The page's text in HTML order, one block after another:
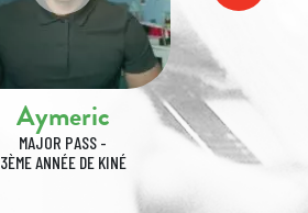
Aymeric
MAJOR PASS -
3ÈME ANNÉE DE KINÉ
2ÈME ANNÉE